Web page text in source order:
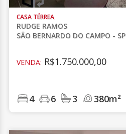
CASA TÉRREA
RUDGE RAMOS
SÃO BERNARDO DO CAMPO - SP
VENDA: R$1.750.000,00
4 6 3 380m²